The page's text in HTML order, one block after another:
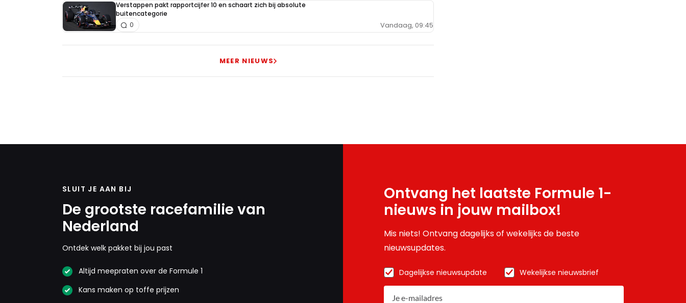
Verstappen pakt rapportcijfer 10 en schaart zich bij absolute
buitencategorie
Vandaag, 09:45
0
MEER NIEUWS
SLUIT JE AAN BIJ
De grootste racefamilie van
Nederland
Ontdek welk pakket bij jou past
Altijd meepraten over de Formule 1
Kans maken op toffe prijzen
Ontvang het laatste Formule 1-
nieuws in jouw mailbox!
Mis niets! Ontvang dagelijks of wekelijks de beste
nieuwsupdates.
Dagelijkse nieuwsupdate Wekelijkse nieuwsbrief